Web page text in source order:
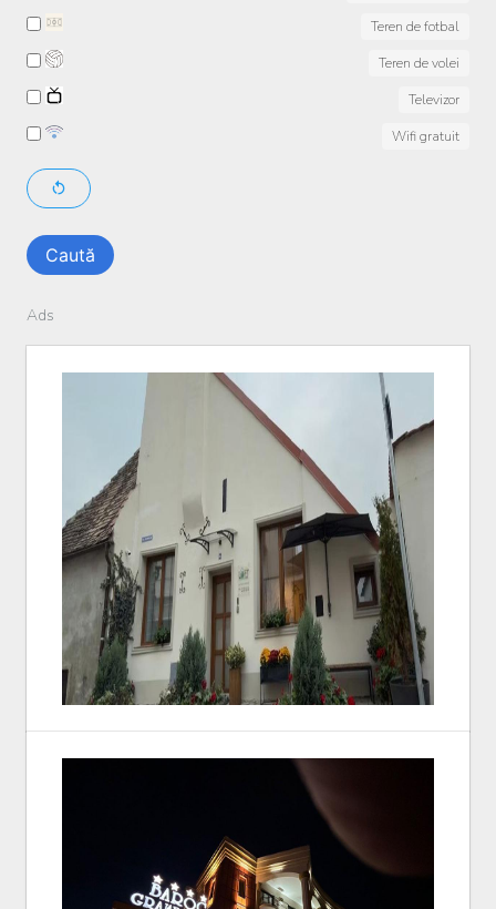
Teren de fotbal
Teren de volei
Televizor
Wifi gratuit
Caută
Ads